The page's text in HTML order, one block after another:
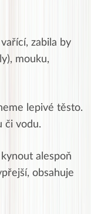
zabila by
mouku,
lepivé těsto.
či vodu.
alespoň
obsahuje